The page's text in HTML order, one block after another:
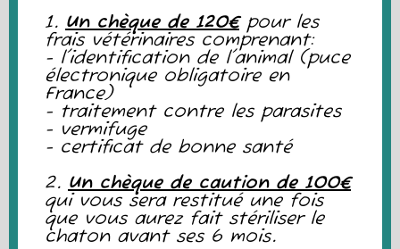
1. Un chèque de 120€pour les
frais vétérinaires comprenant:
- l'identification de l'animal (puce
électronique obligatoire en
France)
- traitement contre les parasites
- vermifuge
- certificat de bonne santé
2. Un chèque de caution de 100€
qui vous sera restitué une fois
que vous aurez fait stériliser le
chaton avant ses 6 mois.